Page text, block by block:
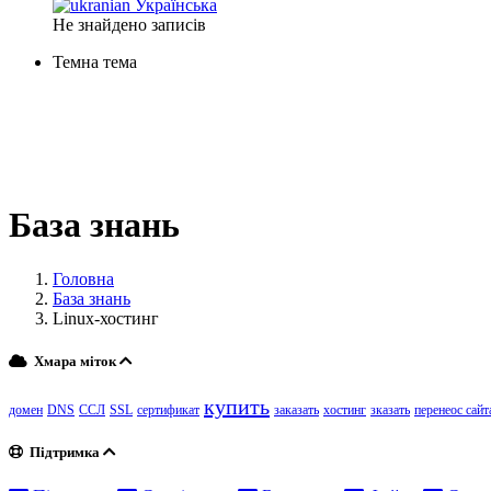
Українська
Не знайдено записів
Темна тема
База знань
Головна
База знань
Linux-хостинг
Хмара міток
домен DNS ССЛ SSL сертификат купить заказать хостинг зказать перенеос
Підтримка